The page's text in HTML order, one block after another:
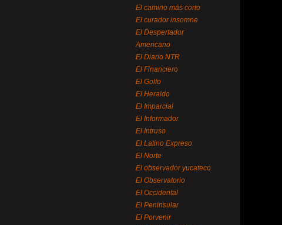
El camino más corto
El curador insomne
El Despertador
Americano
El Diario NTR
El Financiero
El Golfo
El Heraldo
El Imparcial
El Informador
El Intruso
El Latino Expreso
El Norte
El observador yucateco
El Observatorio
El Occidental
El Peninsular
El Porvenir